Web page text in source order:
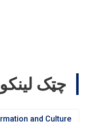
چټک
and Culture